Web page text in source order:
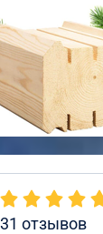
31 отзывов